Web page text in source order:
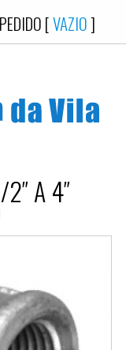
PEDIDO [VAZIO]
A 4″